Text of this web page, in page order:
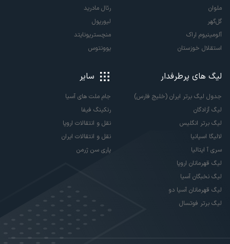
ملوان
گل‌گهر
آلومینیوم اراک
استقلال خوزستان
رئال مادرید
لیورپول
منچستریونایتد
یوونتوس
لیگ های پرطرفدار
جدول لیگ برتر ایران (خلیج فارس)
لیگ آزادگان
لیگ برتر انگلیس
لالیگا اسپانیا
سری آ ایتالیا
لیگ قهرمانان اروپا
لیگ نخبگان آسیا
لیگ قهرمانان آسیا دو
لیگ برتر فوتسال
سایر
جام ملت های آسیا
رنکینگ فیفا
نقل و انتقالات اروپا
نقل و انتقالات ایران
پاری سن ژرمن